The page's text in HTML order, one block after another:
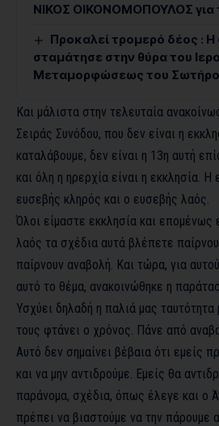
ΝΙΚΟΣ ΟΙΚΟΝΟΜΟΠΟΥΛΟΣ για
Προκαλεί τρομερό δέος :
σταμάτησε στην θύρα του
Μεταμορφώσεως του
Και μάλιστα στην τελευταία
Σειράς Συνόδου, που δεν είναι η
καταλάβουμε, δεν είναι η 13η αυτή
και όλη η ηρερχία είναι η εκκλησία. Η
ευσεβής κληρός και ο ευσεβής λαός.
Όλοι είμαστε εκκλησία και
λαός τα σχέδια αυτά βλέπετε
παίρνουν αναβολή. Και τώρα, για
αυτό το θέμα, ανακοινώθηκε η
Υσχύει δηλαδή η παλιά μας ταυτότητα
τους φτάνει ο χρόνος. Πάνε από
Αυτό δεν σημαίνει βέβαια ότι εμείς
και να μην αντιδρούμε. Εμείς θα
παράνομα, σχέδια, όπως έλεγε και ο
πρέπει να βιαστούμε να την πάρουμε